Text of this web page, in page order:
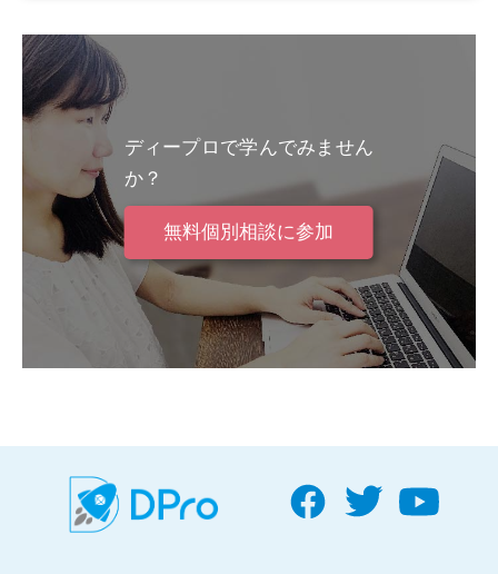
ディープロで学んでみません
か？
無料個別相談に参加